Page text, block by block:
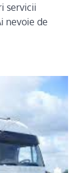
servicii
nevoie de